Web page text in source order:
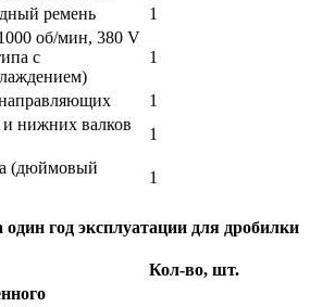
ремень
1
об/мин, 380 V
с
1
1
нижних валков
1
(дюймовый
1
один год эксплуатации для дробилки
Кол-во, шт.